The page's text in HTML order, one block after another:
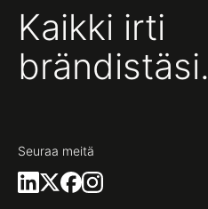
Kaikki irti
brändistäsi.
Seuraa meitä